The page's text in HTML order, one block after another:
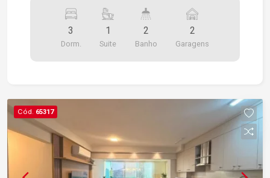
COMPLETO, 02 VAGAS DE GARAGEM NO
SUBSOLO
3
Dorm.
1
Suite
2
Banho
2
Garagens
Cód. 65317